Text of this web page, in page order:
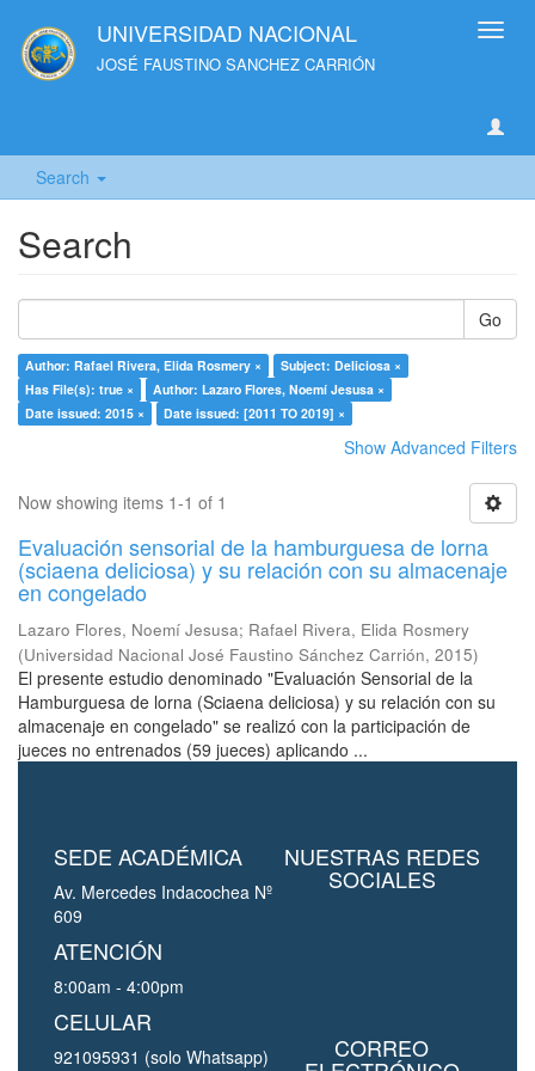
UNIVERSIDAD NACIONAL
JOSÉ FAUSTINO SANCHEZ CARRIÓN
Search
Search
Go
Author: Rafael Rivera, Elida Rosmery ×
Subject: Deliciosa ×
Has File(s): true ×
Author: Lazaro Flores, Noemí Jesusa ×
Date issued: 2015 ×
Date issued: [2011 TO 2019] ×
Show Advanced Filters
Now showing items 1-1 of 1
Evaluación sensorial de la hamburguesa de lorna
(sciaena deliciosa) y su relación con su almacenaje
en congelado
Lazaro Flores, Noemí Jesusa; Rafael Rivera, Elida Rosmery
(Universidad Nacional José Faustino Sánchez Carrión, 2015)
El presente estudio denominado "Evaluación Sensorial de la
Hamburguesa de lorna (Sciaena deliciosa) y su relación con su
almacenaje en congelado" se realizó con la participación de
jueces no entrenados (59 jueces) aplicando ...
SEDE ACADÉMICA
Av. Mercedes Indacochea Nº
609
ATENCIÓN
8:00am - 4:00pm
CELULAR
921095931 (solo Whatsapp)
NUESTRAS REDES
SOCIALES
CORREO